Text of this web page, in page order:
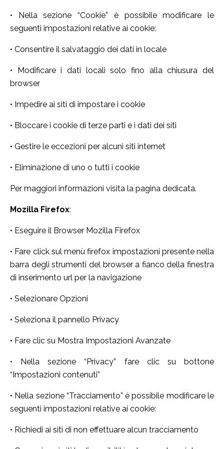
• Nella sezione “Cookie” è possibile modificare le
seguenti impostazioni relative ai cookie:
• Consentire il salvataggio dei dati in locale
• Modificare i dati locali solo fino alla chiusura del
browser
• Impedire ai siti di impostare i cookie
• Bloccare i cookie di terze parti e i dati dei siti
• Gestire le eccezioni per alcuni siti internet
• Eliminazione di uno o tutti i cookie
Per maggiori informazioni visita la pagina dedicata.
Mozilla Firefox:
• Eseguire il Browser Mozilla Firefox
• Fare click sul menù firefox impostazioni presente nella
barra degli strumenti del browser a fianco della finestra
di inserimento url per la navigazione
• Selezionare Opzioni
• Seleziona il pannello Privacy
• Fare clic su Mostra Impostazioni Avanzate
• Nella sezione “Privacy” fare clic su bottone
“Impostazioni contenuti”
• Nella sezione “Tracciamento” è possibile modificare le
seguenti impostazioni relative ai cookie:
• Richiedi ai siti di non effettuare alcun tracciamento